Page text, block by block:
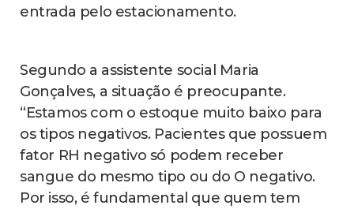
entrada pelo estacionamento.
Segundo a assistente social Maria
Gonçalves, a situação é preocupante.
“Estamos com o estoque muito baixo para
os tipos negativos. Pacientes que possuem
fator RH negativo só podem receber
sangue do mesmo tipo ou do O negativo.
Por isso, é fundamental que quem tem